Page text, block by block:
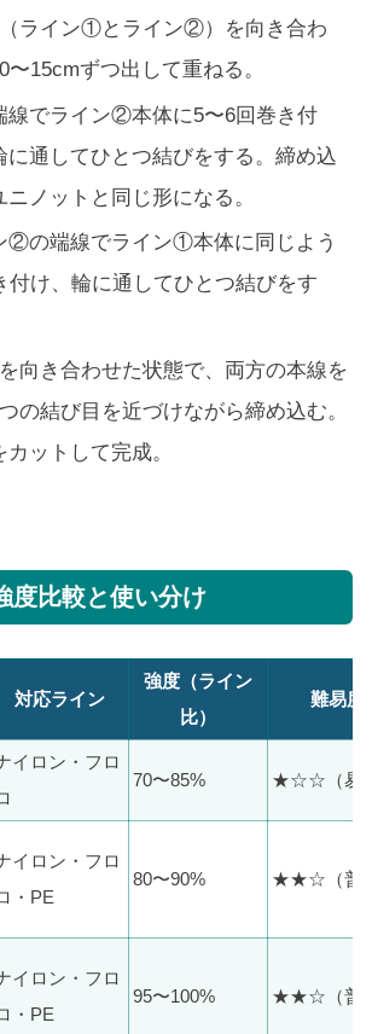
ライン①とライン②）を向き合わ
〜15cmずつ出して重ねる。
でライン②本体に5〜6回巻き付
に通してひとつ結びをする。締め込
ノットと同じ形になる。
②の端線でライン①本体に同じよう
付け、輪に通してひとつ結びをす
向き合わせた状態で、両方の本線を
の結び目を近づけながら締め込む。
ットして完成。
度比較と使い分け
対応ライン
強度（ライン
比）
難易度
イロン・フロ
70〜85% ★☆☆（易
イロン・フロ
・PE
80〜90% ★★☆（普
イロン・フロ
・PE
95〜100% ★★☆（普